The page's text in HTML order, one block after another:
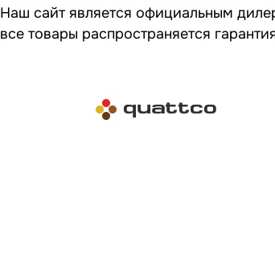
Наш сайт является официальным
все товары распространяется